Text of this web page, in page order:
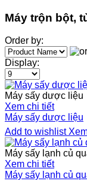
Máy trộn bột,
Order by:
Display:
Máy sấy dược liệu
Xem chi tiết
Máy sấy dược liệu
Add to wishlist
Máy sấy lạnh củ
Xem chi tiết
Máy sấy lạnh củ